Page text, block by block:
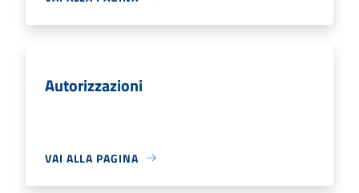
Autorizzazioni
VAI ALLA PAGINA